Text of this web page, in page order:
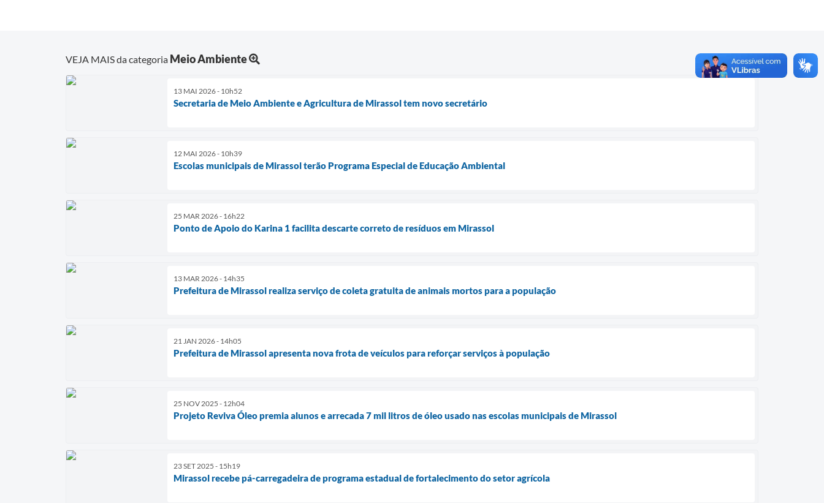
VEJA MAIS da categoria Meio Ambiente
13 MAI 2026 - 10h52
Secretaria de Meio Ambiente e Agricultura de Mirassol tem novo secretário
12 MAI 2026 - 10h39
Escolas municipais de Mirassol terão Programa Especial de Educação Ambiental
25 MAR 2026 - 16h22
Ponto de Apoio do Karina 1 facilita descarte correto de resíduos em Mirassol
13 MAR 2026 - 14h35
Prefeitura de Mirassol realiza serviço de coleta gratuita de animais mortos para a população
21 JAN 2026 - 14h05
Prefeitura de Mirassol apresenta nova frota de veículos para reforçar serviços à população
25 NOV 2025 - 12h04
Projeto Reviva Óleo premia alunos e arrecada 7 mil litros de óleo usado nas escolas municipais de Mirassol
23 SET 2025 - 15h19
Mirassol recebe pá-carregadeira de programa estadual de fortalecimento do setor agrícola